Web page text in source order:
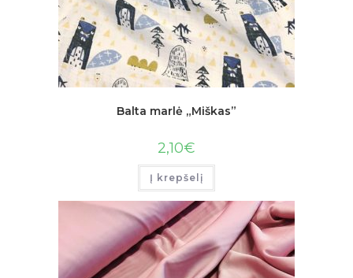
Balta marlė „Miškas”
2,10€
Į krepšelį